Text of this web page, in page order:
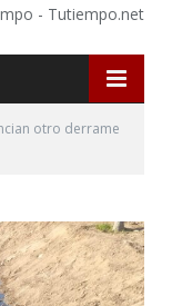
- Tutiempo.net
otro derrame